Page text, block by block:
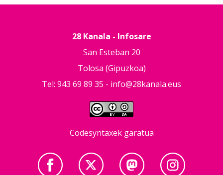
28 Kanala - Infosare
San Esteban 20
Tolosa (Gipuzkoa)
Tel: 943 69 89 35 - info@28kanala.eus
Codesyntaxek garatua